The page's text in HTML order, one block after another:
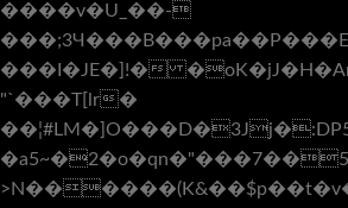
����v�U_��-
���I�JE�]!�
"`���T[lr�